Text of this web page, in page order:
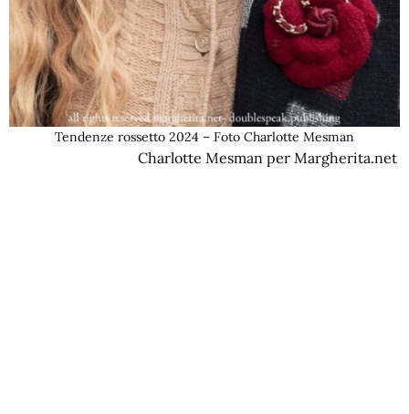
Tendenze rossetto 2024 – Foto Charlotte Mesman
Charlotte Mesman per Margherita.net